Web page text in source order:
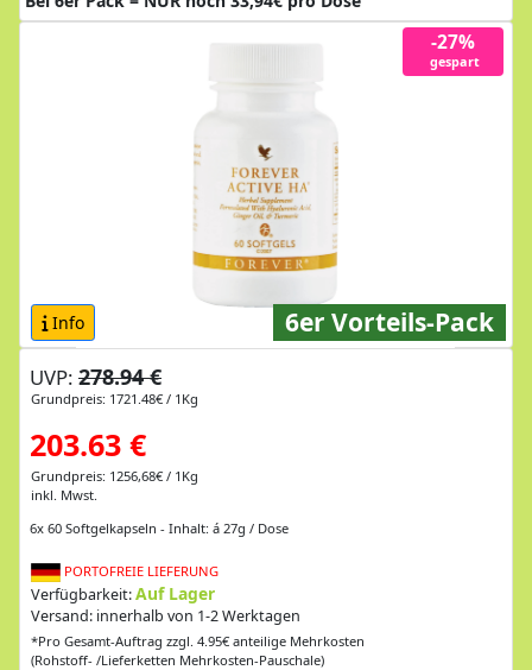
-27%
gespart
Info 6er Vorteils-Pack
UVP: 278.94 €
Grundpreis: 1721.48€ / 1Kg
203.63 €
Grundpreis: 1256,68€ / 1Kg
inkl. Mwst.
6x 60 Softgelkapseln - Inhalt: á 27g / Dose
PORTOFREIE LIEFERUNG
Verfügbarkeit:Auf Lager
Versand: innerhalb von 1-2 Werktagen
*Pro Gesamt-Auftrag zzgl. 4.95€ anteilige Mehrkosten
(Rohstoff- /Lieferketten Mehrkosten-Pauschale)